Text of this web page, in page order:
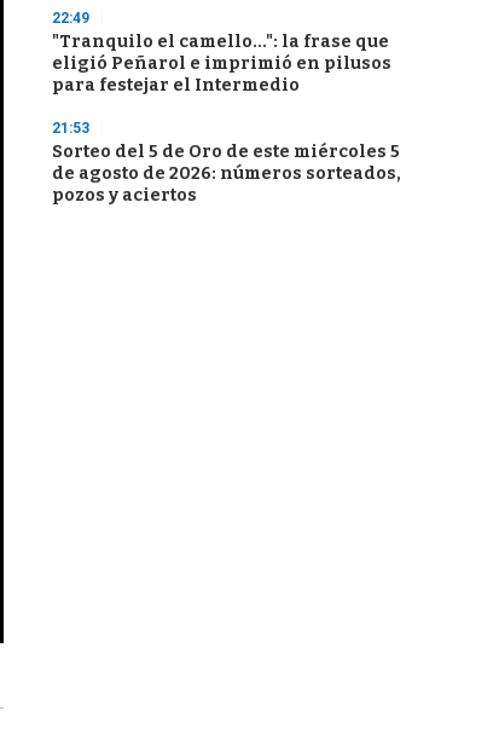
22:49
"Tranquilo el camello...": la frase que
eligió Peñarol e imprimió en pilusos
para festejar el Intermedio
21:53
Sorteo del 5 de Oro de este miércoles 5
de agosto de 2026: números sorteados,
pozos y aciertos